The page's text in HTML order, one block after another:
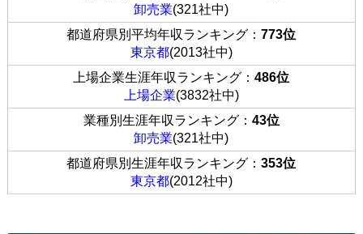
卸売業(321社中)
都道府県別平均年収ランキング：773位
東京都(2013社中)
上場企業生涯年収ランキング：486位
上場企業(3832社中)
業種別生涯年収ランキング： 43位
卸売業(321社中)
都道府県別生涯年収ランキング：353位
東京都(2012社中)